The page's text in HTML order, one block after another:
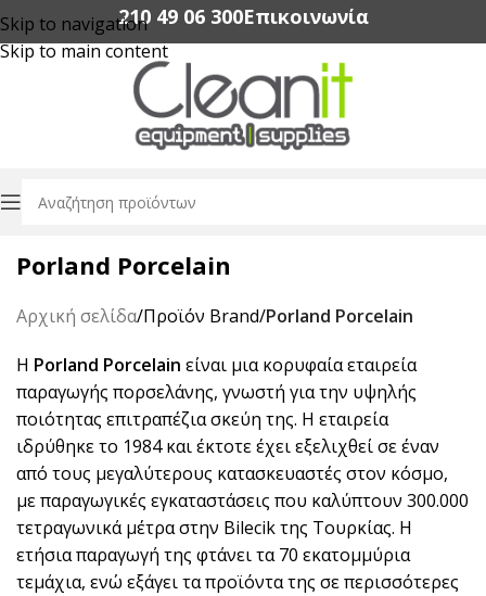
Skip to navigation
Skip to main content
210 49 06 300‬Επικοινωνία
Porland Porcelain
Αρχική σελίδα/Προϊόν Brand/Porland Porcelain
Η Porland Porcelain είναι μια κορυφαία εταιρεία
παραγωγής πορσελάνης, γνωστή για την υψηλής
ποιότητας επιτραπέζια σκεύη της. Η εταιρεία
ιδρύθηκε το 1984 και έκτοτε έχει εξελιχθεί σε έναν
από τους μεγαλύτερους κατασκευαστές στον κόσμο,
με παραγωγικές εγκαταστάσεις που καλύπτουν 300.000
τετραγωνικά μέτρα στην Bilecik της Τουρκίας. Η
ετήσια παραγωγή της φτάνει τα 70 εκατομμύρια
τεμάχια, ενώ εξάγει τα προϊόντα της σε περισσότερες